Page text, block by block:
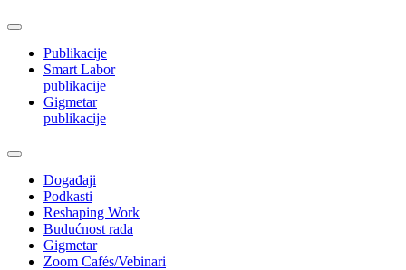
Publikacije
Smart Labor
publikacije
Gigmetar
publikacije
Događaji
Podkasti
Reshaping Work
Budućnost rada
Gigmetar
Zoom Cafés/Vebinari